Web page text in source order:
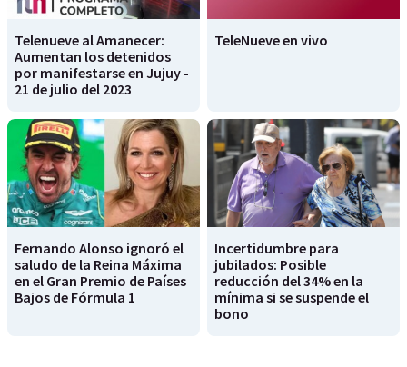
Telenueve al Amanecer:
Aumentan los detenidos
por manifestarse en Jujuy -
21 de julio del 2023
TeleNueve en vivo
Fernando Alonso ignoró el
saludo de la Reina Máxima
en el Gran Premio de Países
Bajos de Fórmula 1
Incertidumbre para
jubilados: Posible
reducción del 34% en la
mínima si se suspende el
bono